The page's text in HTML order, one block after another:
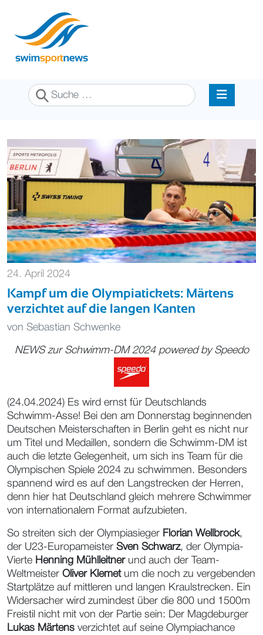
Suchen
24. April 2024
Kampf um die Olympiatickets: Märtens
verzichtet auf die langen Kanten
von Sebastian Schwenke
NEWS zur Schwimm-DM 2024 powered by Speedo
(24.04.2024) Es wird ernst für Deutschlands
Schwimm-Asse! Bei den am Donnerstag beginnenden
Deutschen Meisterschaften in Berlin geht es nicht nur
um Titel und Medaillen, sondern die Schwimm-DM ist
auch die letzte Gelegenheit, um sich ins Team für die
Olympischen Spiele 2024 zu schwimmen. Besonders
spannend wird es auf den Langstrecken der Herren,
denn hier hat Deutschland gleich mehrere Schwimmer
von internationalem Format aufzubieten.
So streiten sich der Olympiasieger Florian Wellbrock,
der U23-Europameister Sven Schwarz, der Olympia-
Vierte Henning Mühlleitnerund auch der Team-
Weltmeister Oliver Klemetum die noch zu vergebenden
Startplätze auf mittleren und langen Kraulstrecken. Ein
Widersacher wird zumindest über die 800 und 1500m
Freistil nicht mit von der Partie sein: Der Magdeburger
Lukas Märtens verzichtet auf seine Olympiachance